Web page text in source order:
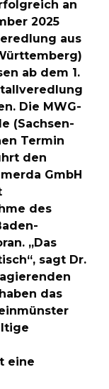
an
2025
aus
ab dem 1.
Die MWG-
(Sachsen-
Termin
den
GmbH
des
„Das
sagt Dr.
das
eine